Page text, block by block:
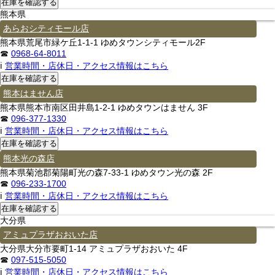
熊本県
あらおシティモール店
熊本県荒尾市緑ケ丘1-1-1 ゆめタウンシティモール2F
☎ 0968-64-8011
ℹ 営業時間・店休日・アクセス情報はこちら
熊本はません店
熊本県熊本市南区田井島1-2-1 ゆめタウンはません 3F
☎ 096-377-1330
ℹ 営業時間・店休日・アクセス情報はこちら
熊本光の森店
熊本県菊池郡菊陽町光の森7-33-1 ゆめタウン光の森 2F
☎ 096-233-1700
ℹ 営業時間・店休日・アクセス情報はこちら
大分県
アミュプラザおおいた店
大分県大分市要町1-14 アミュプラザおおいた 4F
☎ 097-515-5050
ℹ 営業時間・店休日・アクセス情報はこちら